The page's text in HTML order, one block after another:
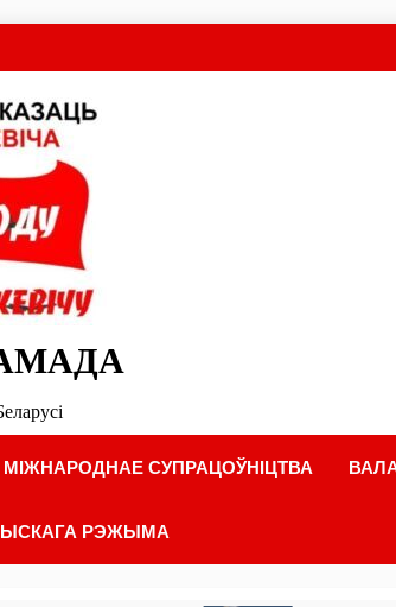
МІЖНАРОДНАЕ СУПРАЦОЎНІЦТВА
РЭЖЫМА